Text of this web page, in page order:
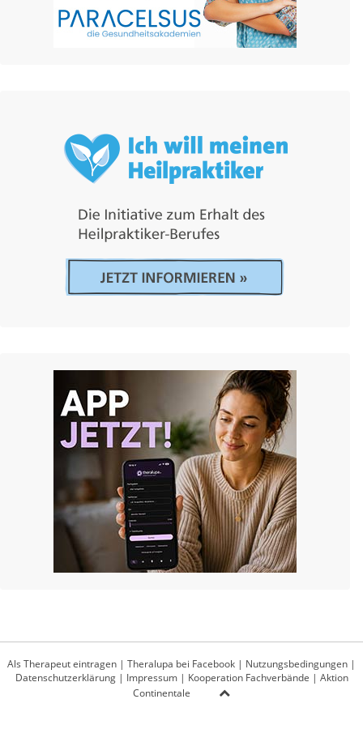
Als Therapeut eintragen | Theralupa bei Facebook | Nutzungsbedingungen |
Datenschutzerklärung| Impressum| Kooperation Fachverbände | Aktion
Continentale